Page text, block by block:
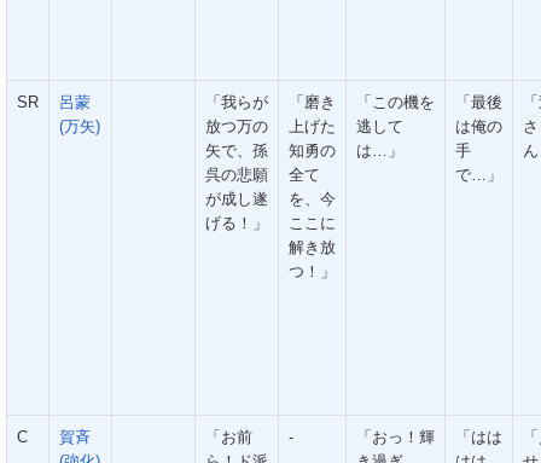
SR
呂蒙
(万矢)
「我らが
放つ万の
矢で、孫
呉の悲願
が成し遂
げる！」
「磨き
上げた
知勇の
全て
を、今
ここに
解き放
つ！」
「この機を
逃して
は…」
「最後
は俺の
手
で…」
さ
C
賀斉
「お前
-
「おっ！輝
「はは